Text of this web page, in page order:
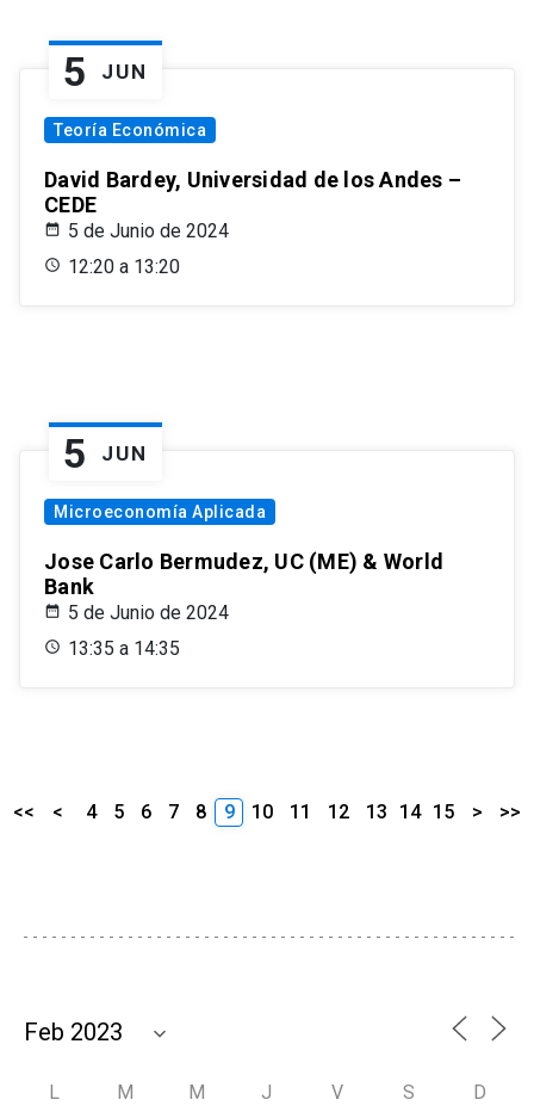
5 JUN
Teoría Económica
David Bardey, Universidad de los Andes –
CEDE
5 de Junio de 2024
12:20 a 13:20
5 JUN
Microeconomía Aplicada
Jose Carlo Bermudez, UC (ME) & World
Bank
5 de Junio de 2024
13:35 a 14:35
<< < 4 5 6 7 8 9 10 11 12 13 14 15 > >>
L M M J V S D